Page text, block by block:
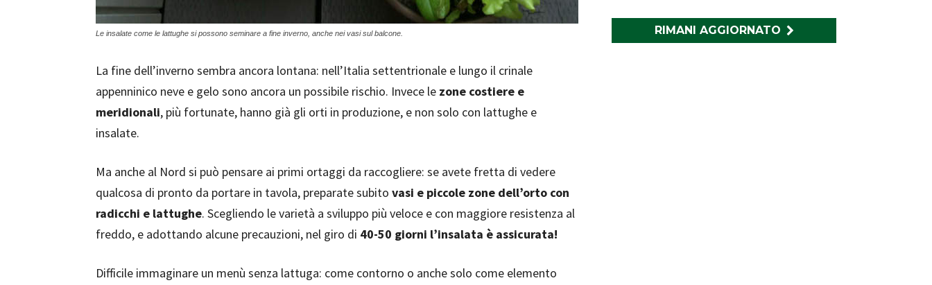
Le insalate come le lattughe si possono seminare a fine inverno, anche nei vasi sul balcone.
La fine dell’inverno sembra ancora lontana: nell’Italia settentrionale e lungo il crinale
appenninico neve e gelo sono ancora un possibile rischio. Invece le zone costiere e
meridionali, più fortunate, hanno già gli orti in produzione, e non solo con lattughe e
insalate.
Ma anche al Nord si può pensare ai primi ortaggi da raccogliere: se avete fretta di vedere
qualcosa di pronto da portare in tavola, preparate subito vasi e piccole zone dell’orto con
radicchi e lattughe. Scegliendo le varietà a sviluppo più veloce e con maggiore resistenza al
freddo, e adottando alcune precauzioni, nel giro di 40-50 giorni l’insalata è assicurata!
Difficile immaginare un menù senza lattuga: come contorno o anche solo come elemento
RIMANI AGGIORNATO